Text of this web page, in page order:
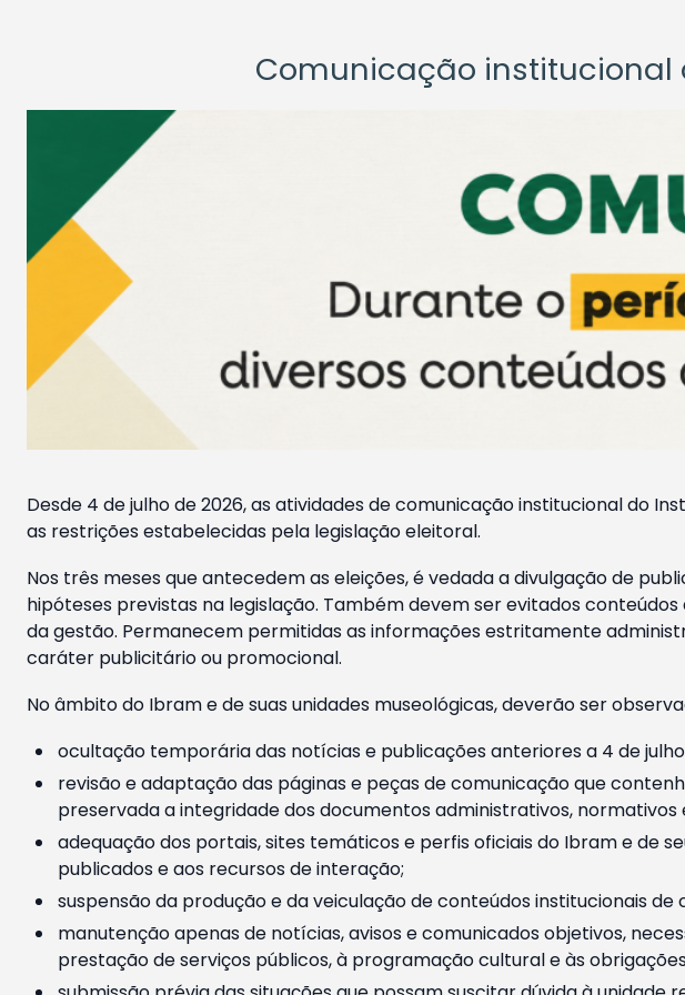
Comunicação institucional
Desde 4 de julho de 2026, as atividades de comunicação institucional do
as restrições estabelecidas pela legislação eleitoral.
Nos três meses que antecedem as eleições, é vedada a divulgação de
hipóteses previstas na legislação. Também devem ser evitados
da gestão. Permanecem permitidas as informações estritamente
caráter publicitário ou promocional.
No âmbito do Ibram e de suas unidades museológicas, deverão ser
ocultação temporária das notícias e publicações anteriores a 4 de
revisão e adaptação das páginas e peças de comunicação que
preservada a integridade dos documentos administrativos, normativos
adequação dos portais, sites temáticos e perfis oficiais do Ibram e de
publicados e aos recursos de interação;
suspensão da produção e da veiculação de conteúdos institucionais
manutenção apenas de notícias, avisos e comunicados objetivos,
prestação de serviços públicos, à programação cultural e às